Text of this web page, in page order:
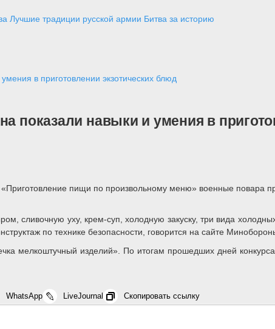
Лучшие традиции русской армии Битва за историю
в приготовлении экзотических блюд
показали навыки и умения в
пищи по произвольному меню» военные повара
сливочную уху, крем-суп, холодную закуску, три вида
по технике безопасности, говорится на сайте
мелкоштучный изделий». По итогам прошедших дней
WhatsApp LiveJournal Скопировать ссылку